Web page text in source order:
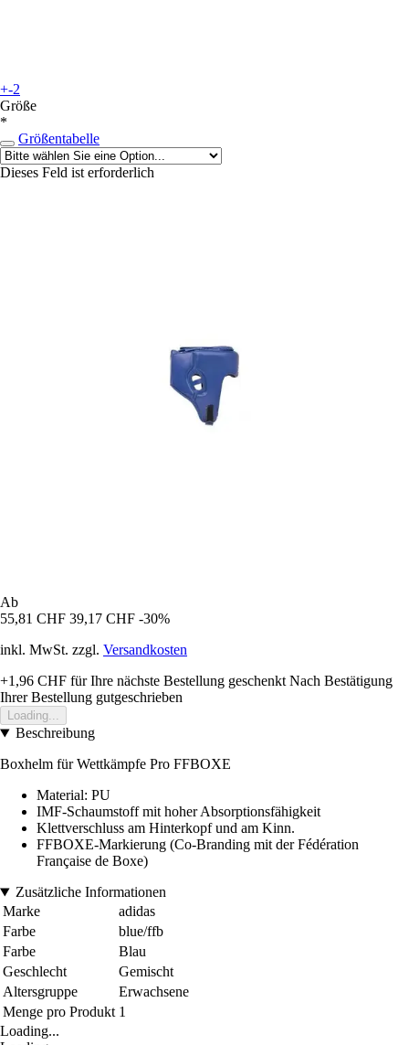
+-2
Größe
*
Größentabelle
Dieses Feld ist erforderlich
Ab
55,81 CHF 39,17 CHF -30%
inkl. MwSt. zzgl. Versandkosten
+1,96 CHF für Ihre nächste Bestellung geschenkt Nach Bestätigung
Ihrer Bestellung gutgeschrieben
Loading...
Beschreibung
Boxhelm für Wettkämpfe Pro FFBOXE
Material: PU
IMF-Schaumstoff mit hoher Absorptionsfähigkeit
Klettverschluss am Hinterkopf und am Kinn.
FFBOXE-Markierung (Co-Branding mit der Fédération
Française de Boxe)
Zusätzliche Informationen
Marke
adidas
Farbe
blue/ffb
Farbe
Blau
Geschlecht
Gemischt
Altersgruppe
Erwachsene
Menge pro Produkt 1
Loading...